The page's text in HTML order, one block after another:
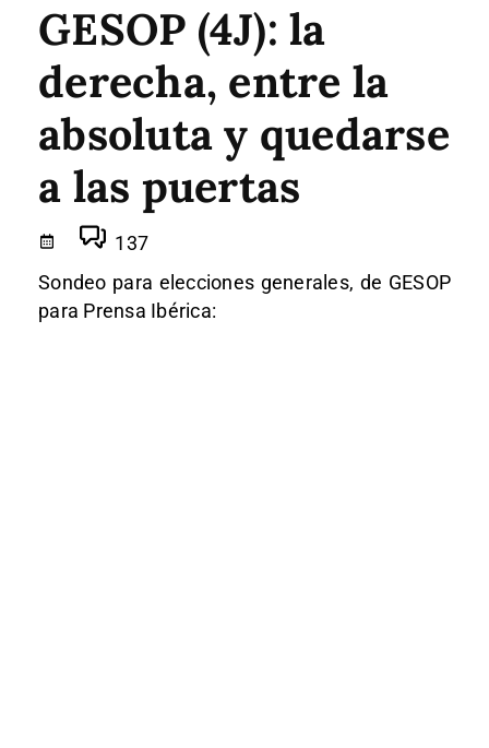
GESOP (4J): la
derecha, entre la
absoluta y quedarse
a las puertas
137
Sondeo para elecciones generales, de GESOP
para Prensa Ibérica: